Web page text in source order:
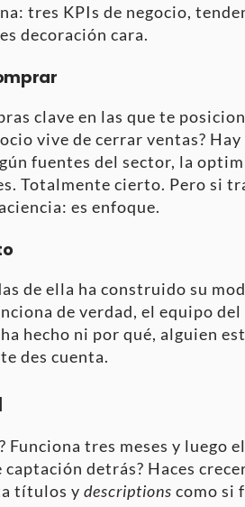
tres KPIs de negocio,
decoración cara.
clave en las que te
vive de cerrar ventas?
fuentes del sector, la
Totalmente cierto. Pero si
es enfoque.
de ella ha construido su
de verdad, el equipo
hecho ni por qué, alguien
des cuenta.
Funciona tres meses y
detrás? Haces
títulos y descriptions como si